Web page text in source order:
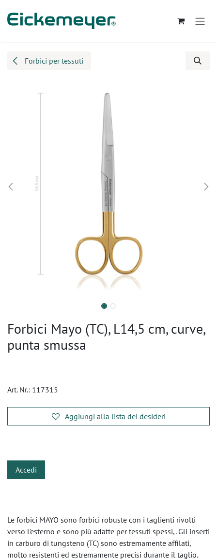
Forbici per tessuti
Forbici Mayo (TC), L14,5 cm, curve,
punta smussa
Art. Nr.: 117315
Aggiungi alla lista dei desideri
Accedi
Le forbici MAYO sono forbici robuste con i taglienti rivolti
verso l'esterno e sono più adatte per tessuti spessi,. Gli inserti
in carburo di tungsteno (TC) sono estremamente affilati,
molto resistenti ed estremamente precisi durante il taglio.